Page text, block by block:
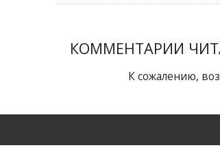
КОММЕНТАРИИ
К сожалению,